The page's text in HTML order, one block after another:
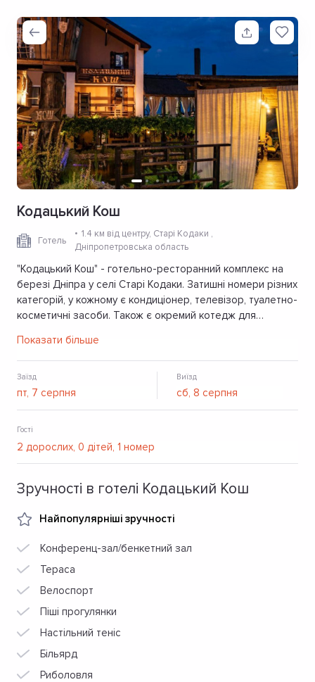
Кодацький Кош
Готель
1.4 км від центру, Старі Кодаки ,
Дніпропетровська область
"Кодацький Кош" - готельно-ресторанний комплекс на
березі Дніпра у селі Старі Кодаки. Затишні номери різних
категорій, у кожному є кондиціонер, телевізор, туалетно-
косметичні засоби. Також є окремий котедж для
компанією. На території комплексу є ресторан, баня,
басейн, Wi-Fi, паркінг.
Показати більше
Заїзд Виїзд
Гості
Зручності в готелі Кодацький Кош
Найпопулярніші зручності
Конференц-зал/бенкетний зал
Тераса
Велоспорт
Піші прогулянки
Настільний теніс
Більярд
Риболовля